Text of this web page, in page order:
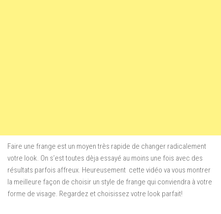
Faire une frange est un moyen très rapide de changer radicalement
votre look. On s’est toutes dèja essayé au moins une fois avec des
résultats parfois affreux. Heureusement cette vidéo va vous montrer
la meilleure façon de choisir un style de frange qui conviendra à votre
forme de visage. Regardez et choisissez votre look parfait!